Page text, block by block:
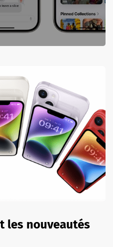
les nouveautés